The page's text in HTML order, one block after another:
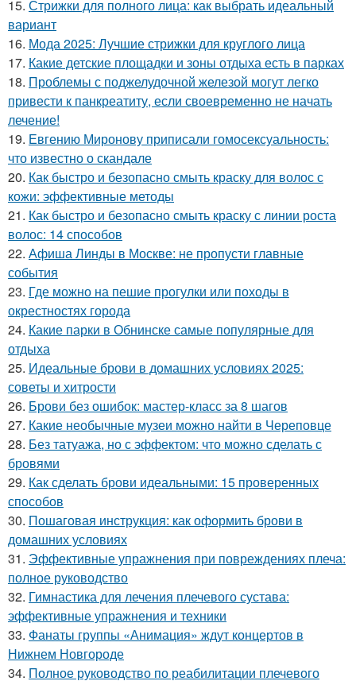
15. Стрижки для полного лица: как выбрать идеальный
вариант
16. Мода 2025: Лучшие стрижки для круглого лица
17. Какие детские площадки и зоны отдыха есть в парках
18. Проблемы с поджелудочной железой могут легко
привести к панкреатиту, если своевременно не начать
лечение!
19. Евгению Миронову приписали гомосексуальность:
что известно о скандале
20. Как быстро и безопасно смыть краску для волос с
кожи: эффективные методы
21. Как быстро и безопасно смыть краску с линии роста
волос: 14 способов
22. Афиша Линды в Москве: не пропусти главные
события
23. Где можно на пешие прогулки или походы в
окрестностях города
24. Какие парки в Обнинске самые популярные для
отдыха
25. Идеальные брови в домашних условиях 2025:
советы и хитрости
26. Брови без ошибок: мастер-класс за 8 шагов
27. Какие необычные музеи можно найти в Череповце
28. Без татуажа, но с эффектом: что можно сделать с
бровями
29. Как сделать брови идеальными: 15 проверенных
способов
30. Пошаговая инструкция: как оформить брови в
домашних условиях
31. Эффективные упражнения при повреждениях плеча:
полное руководство
32. Гимнастика для лечения плечевого сустава:
эффективные упражнения и техники
33. Фанаты группы «Анимация» ждут концертов в
Нижнем Новгороде
34. Полное руководство по реабилитации плечевого